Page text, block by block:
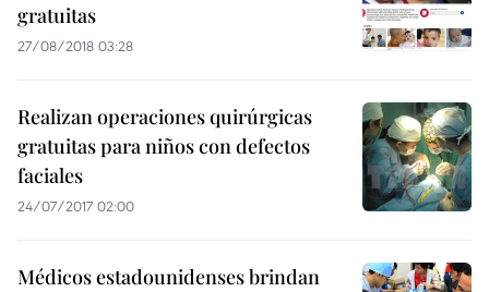
gratuitas
27/08/2018 03:28
Realizan operaciones quirúrgicas
gratuitas para niños con defectos
faciales
24/07/2017 02:00
Médicos estadounidenses brindan